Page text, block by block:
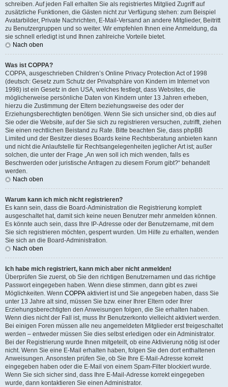
schreiben. Auf jeden Fall erhalten Sie als registriertes Mitglied Zugriff auf
zusätzliche Funktionen, die Gästen nicht zur Verfügung stehen: zum Beispiel
Avatarbilder, Private Nachrichten, E-Mail-Versand an andere Mitglieder, Beitritt
zu Benutzergruppen und so weiter. Wir empfehlen Ihnen eine Anmeldung, da
sie schnell erledigt ist und Ihnen zahlreiche Vorteile bietet.
Nach oben
Was ist COPPA?
COPPA, ausgeschrieben Children’s Online Privacy Protection Act of 1998
(deutsch: Gesetz zum Schutz der Privatsphäre von Kindern im Internet von
1998) ist ein Gesetz in den USA, welches festlegt, dass Websites, die
möglicherweise persönliche Daten von Kindern unter 13 Jahren erheben,
hierzu die Zustimmung der Eltern beziehungsweise des oder der
Erziehungsberechtigten benötigen. Wenn Sie sich unsicher sind, ob dies auf
Sie oder die Website, auf der Sie sich zu registrieren versuchen, zutrifft, ziehen
Sie einen rechtlichen Beistand zu Rate. Bitte beachten Sie, dass phpBB
Limited und der Besitzer dieses Boards keine Rechtsberatung anbieten kann
und nicht die Anlaufstelle für Rechtsangelegenheiten jeglicher Art ist; außer
solchen, die unter der Frage „An wen soll ich mich wenden, falls es
Beschwerden oder juristische Anfragen zu diesem Forum gibt?“ behandelt
werden.
Nach oben
Warum kann ich mich nicht registrieren?
Es kann sein, dass die Board-Administration die Registrierung komplett
ausgeschaltet hat, damit sich keine neuen Benutzer mehr anmelden können.
Es könnte auch sein, dass Ihre IP-Adresse oder der Benutzername, mit dem
Sie sich registrieren möchten, gesperrt wurden. Um Hilfe zu erhalten, wenden
Sie sich an die Board-Administration.
Nach oben
Ich habe mich registriert, kann mich aber nicht anmelden!
Überprüfen Sie zuerst, ob Sie den richtigen Benutzernamen und das richtige
Passwort eingegeben haben. Wenn diese stimmen, dann gibt es zwei
Möglichkeiten. Wenn COPPA aktiviert ist und Sie angegeben haben, dass Sie
unter 13 Jahre alt sind, müssen Sie bzw. einer Ihrer Eltern oder Ihrer
Erziehungsberechtigten den Anweisungen folgen, die Sie erhalten haben.
Wenn dies nicht der Fall ist, muss Ihr Benutzerkonto vielleicht aktiviert werden.
Bei einigen Foren müssen alle neu angemeldeten Mitglieder erst freigeschaltet
werden – entweder müssen Sie dies selbst erledigen oder ein Administrator.
Bei der Registrierung wurde Ihnen mitgeteilt, ob eine Aktivierung nötig ist oder
nicht. Wenn Sie eine E-Mail erhalten haben, folgen Sie den dort enthaltenen
Anweisungen. Ansonsten prüfen Sie, ob Sie Ihre E-Mail-Adresse korrekt
eingegeben haben oder die E-Mail von einem Spam-Filter blockiert wurde.
Wenn Sie sich sicher sind, dass Ihre E-Mail-Adresse korrekt eingegeben
wurde, dann kontaktieren Sie einen Administrator.